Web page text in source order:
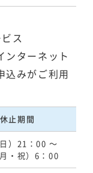
ス
ンターネット
込みがご利用
止期間
）21：00 ～
・祝）6：00